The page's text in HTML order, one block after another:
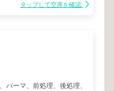
タップして空席を確認
パーマ、前処理、後処理、